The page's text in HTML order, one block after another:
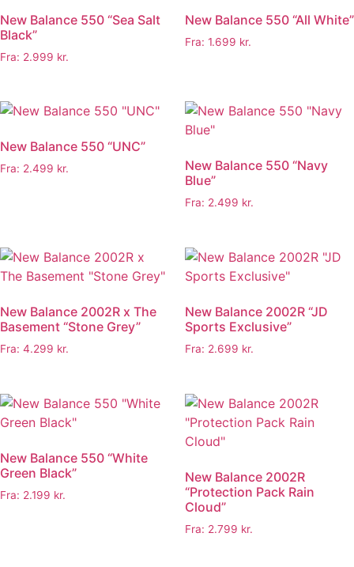
New Balance 550 “Sea Salt
Black”
Fra: 2.999 kr.
New Balance 550 “All White”
Fra: 1.699 kr.
New Balance 550 “UNC”
Fra: 2.499 kr.
New Balance 550 “Navy
Blue”
Fra: 2.499 kr.
New Balance 2002R x The
Basement “Stone Grey”
Fra: 4.299 kr.
New Balance 2002R “JD
Sports Exclusive”
Fra: 2.699 kr.
New Balance 550 “White
Green Black”
Fra: 2.199 kr.
New Balance 2002R
“Protection Pack Rain
Cloud”
Fra: 2.799 kr.